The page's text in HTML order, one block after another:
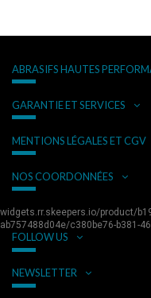
ABRASIFS HAUTES
GARANTIE ET SERVICES
MENTIONS LÉGALES ET CGV
NOS COORDONNÉES
widgets.rr.skeepers.io/product/
ab757488d04e/c380be76-b381-
FOLLOW US
NEWSLETTER